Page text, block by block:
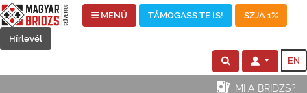
MENÜ TÁMOGASS TE IS! SZJA 1%
Hírlevél
EN
MI A BRIDZS?